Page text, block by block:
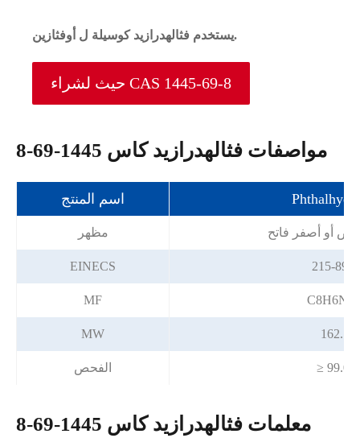
يستخدم فثالهدرازيد كوسيلة ل أوفثازين.
حيث لشراء CAS 1445-69-8
مواصفات فثالهدرازيد كاس 1445-69-8
اسم المنتج
مظهر أو أصفر فاتح
EINECS 215-
MF
MW 162.15
الفحص ≥ 99.0%
معلمات فثالهدرازيد كاس 1445-69-8